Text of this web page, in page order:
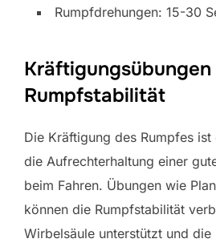
Rumpfdrehungen: 15-30
Rumpfstabilität
Die Kräftigung des Rumpfes
die Aufrechterhaltung einer
beim Fahren. Übungen wie
können die Rumpfstabilität
Wirbelsäule unterstützt und die